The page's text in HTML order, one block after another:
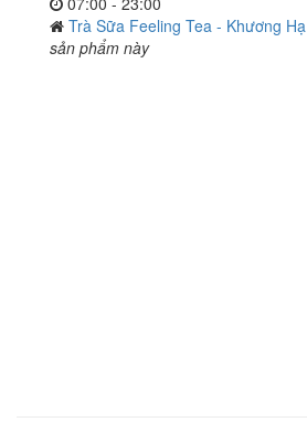
Trà Sữa Feeling Tea - Khương Hạ
sản phẩm này